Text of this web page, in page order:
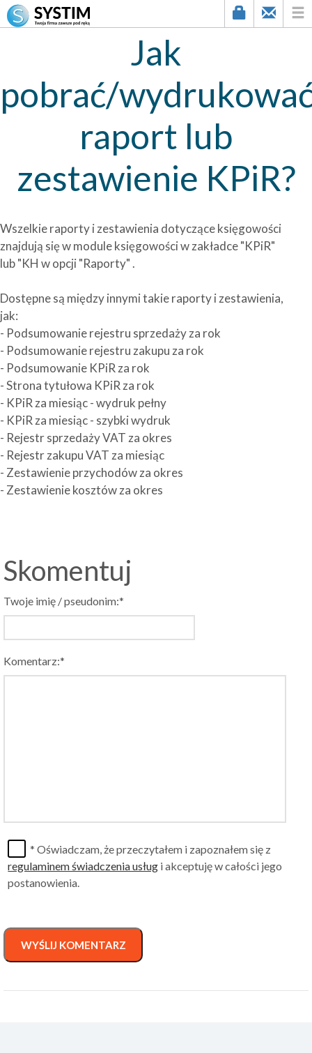
Jak
pobrać/
raport lub
zestawienie KPiR?
Wszelkie raporty i zestawienia dotyczące księgowości
znajdują się w module księgowości w zakładce "KPiR"
lub "KH w opcji "Raporty" .
Dostępne są między innymi takie raporty i zestawienia,
jak:
- Podsumowanie rejestru sprzedaży za rok
- Podsumowanie rejestru zakupu za rok
- Podsumowanie KPiR za rok
- Strona tytułowa KPiR za rok
- KPiR za miesiąc - wydruk pełny
- KPiR za miesiąc - szybki wydruk
- Rejestr sprzedaży VAT za okres
- Rejestr zakupu VAT za miesiąc
- Zestawienie przychodów za okres
- Zestawienie kosztów za okres
Skomentuj
Twoje imię / pseudonim:*
Komentarz:*
* Oświadczam, że przeczytałem i zapoznałem się z
regulaminem świadczenia usług i akceptuję w całości jego
postanowienia.
WYŚLIJ KOMENTARZ